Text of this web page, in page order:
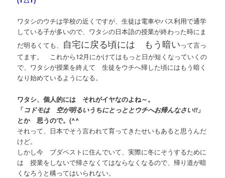
ワタシのウチは学校の近くですが、生徒は電車やバス利用で通学
している子が多いので、ワタシの日本語の授業が終わった時にま
だ明るくても、
自宅に戻る頃には もう暗いって言っ
てます。 これから12月にかけてはもっと日が短くなっていくの
で、ワタシが授業を終えて 生徒をウチへ帰した頃にはもう暗く
なり始めているようになる。
ワタシ、個人的には それがイヤなのよね～。
「コドモは 空が明るいうちにとっととウチへお帰んなさい!!」
とか 思うので。(^^ゞ
それって、日本でそう言われて育ってきたせいもあると思うんだ
けど。
しかし今 ブダペストに住んでいて、実際に冬にそうするために
は 授業をしないで帰さなくてはならなくなるので、帰り道が暗
くなろうと構ってはいられない。